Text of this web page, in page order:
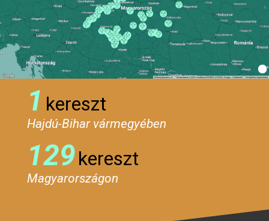
1 kereszt
Hajdú-Bihar vármegyében
129kereszt
Magyarországon